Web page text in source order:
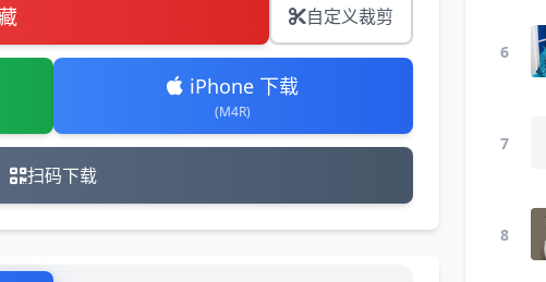
自定义裁剪
iPhone 下载
(M4R)
扫码下载
6
7
8